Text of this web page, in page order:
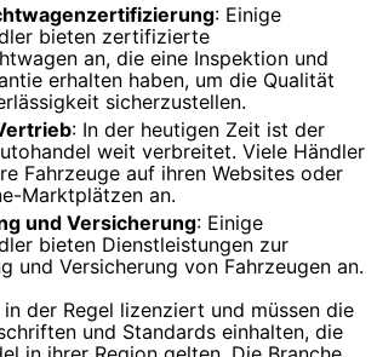
: Einige
bieten zertifizierte
an, die eine Inspektion und
erhalten haben, um die Qualität
sicherzustellen.
: In der heutigen Zeit ist der
weit verbreitet. Viele Händler
Fahrzeuge auf ihren Websites oder
Marktplätzen an.
und Versicherung: Einige
bieten Dienstleistungen zur
und Versicherung von Fahrzeugen an.
der Regel lizenziert und müssen die
und Standards einhalten, die